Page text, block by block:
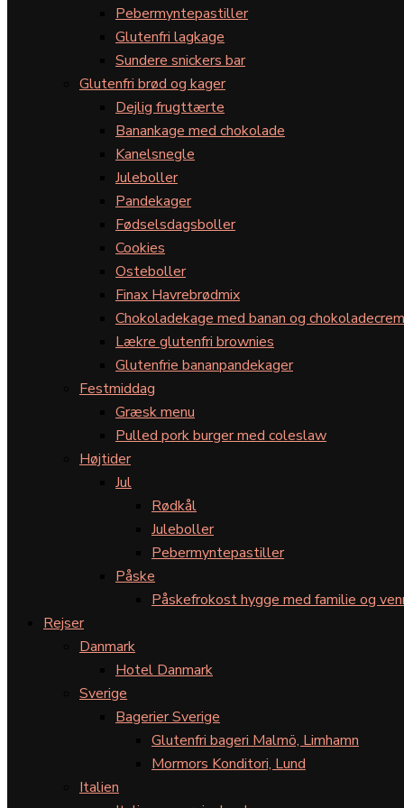
Pebermyntepastiller
Glutenfri lagkage
Sundere snickers bar
Glutenfri brød og kager
Dejlig frugttærte
Banankage med chokolade
Kanelsnegle
Juleboller
Pandekager
Fødselsdagsboller
Cookies
Osteboller
Finax Havrebrødmix
Chokoladekage med banan og
Lækre glutenfri brownies
Glutenfrie bananpandekager
Festmiddag
Græsk menu
Pulled pork burger med coleslaw
Højtider
Jul
Rødkål
Juleboller
Pebermyntepastiller
Påske
Påskefrokost hygge med familie og
Rejser
Danmark
Hotel Danmark
Sverige
Bagerier Sverige
Glutenfri bageri Malmö, Limhamn
Mormors Konditori, Lund
Italien